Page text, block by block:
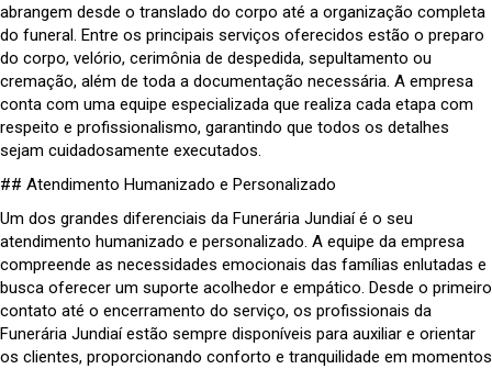
abrangem desde o translado do corpo até a organização completa
do funeral. Entre os principais serviços oferecidos estão o preparo
do corpo, velório, cerimônia de despedida, sepultamento ou
cremação, além de toda a documentação necessária. A empresa
conta com uma equipe especializada que realiza cada etapa com
respeito e profissionalismo, garantindo que todos os detalhes
sejam cuidadosamente executados.
## Atendimento Humanizado e Personalizado
Um dos grandes diferenciais da Funerária Jundiaí é o seu
atendimento humanizado e personalizado. A equipe da empresa
compreende as necessidades emocionais das famílias enlutadas e
busca oferecer um suporte acolhedor e empático. Desde o primeiro
contato até o encerramento do serviço, os profissionais da
Funerária Jundiaí estão sempre disponíveis para auxiliar e orientar
os clientes, proporcionando conforto e tranquilidade em momentos